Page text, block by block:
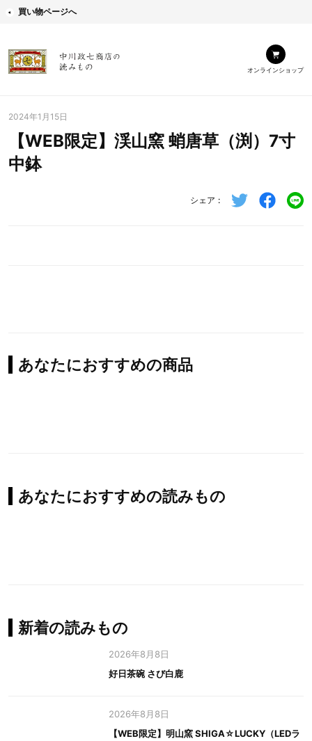
買い物ページへ
オンラインショップ
2024年1月15日
【WEB限定】渓山窯 蛸唐草（渕）7寸
中鉢
シェア
あなたにおすすめの商品
あなたにおすすめの読みもの
新着の読みもの
2026年8月8日
好日茶碗 さび白鹿
2026年8月8日
【WEB限定】明山窯 SHIGA☆LUCKY（LEDラ